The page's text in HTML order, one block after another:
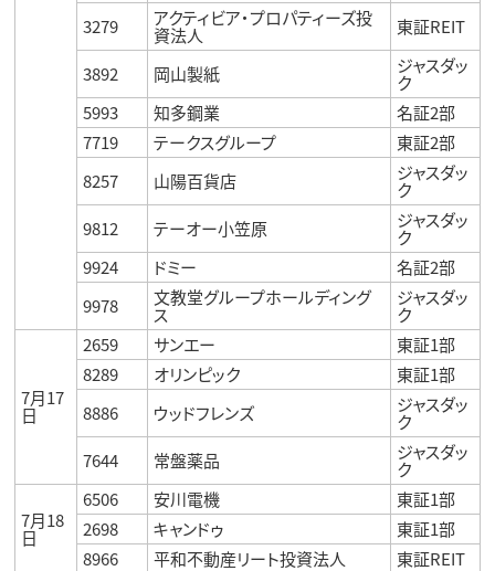
3279
アクティビア・プロパティーズ投
資法人 東証REIT
3892 岡山製紙 ジャスダッ
ク
5993
知多鋼業
名証2部
7719
テークスグループ
東証2部
8257
山陽百貨店 ジャスダッ
ク
9812
テーオー小笠原 ジャスダッ
ク
9924
ドミー
名証2部
9978
文教堂グループホールディング
ス
ジャスダッ
ク
7月17
日
2659 サンエー
東証1部
8289
オリンピック
東証1部
8886
ウッドフレンズ ジャスダッ
ク
7644
常盤薬品 ジャスダッ
ク
7月18
日
6506 安川電機
東証1部
2698
キャンドゥ
東証1部
8966
平和不動産リート投資法人 東証REIT